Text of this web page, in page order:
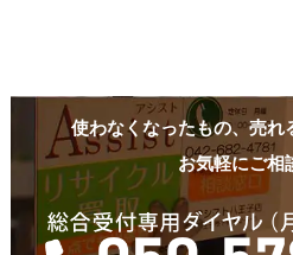
使わなくなったもの、売れ
お気軽にご相